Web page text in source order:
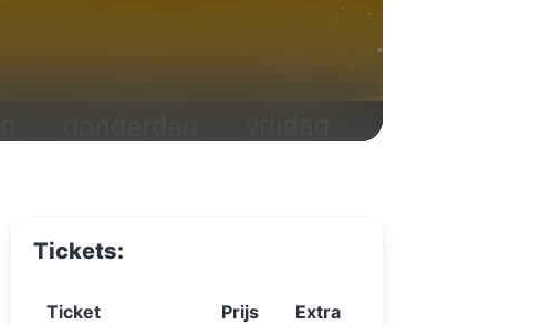
Tickets:
Ticket Prijs
Extra